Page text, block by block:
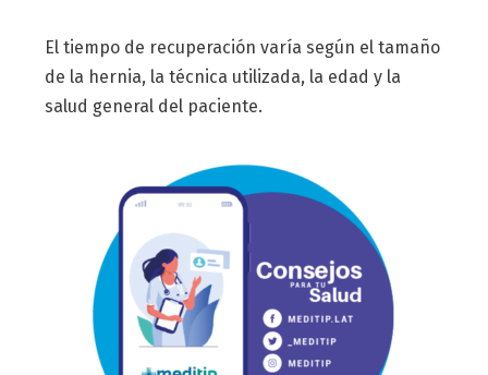
El tiempo de recuperación varía según el tamaño
de la hernia, la técnica utilizada, la edad y la
salud general del paciente.